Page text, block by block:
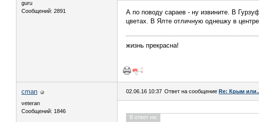
guru
Сообщений: 2891
А по поводу сараев - ну извините. В
цветах. В Ялте отличную однешку в
жизнь прекрасна!
cman
veteran
Сообщений: 1846
02.06.16 10:37 Ответ на сообщение Re: Крым
В ответ на: